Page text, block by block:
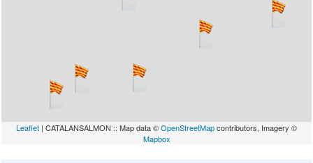
Leaflet | CATALANSALMON :: Map data ©OpenStreetMapcontributors, Imagery ©
Mapbox